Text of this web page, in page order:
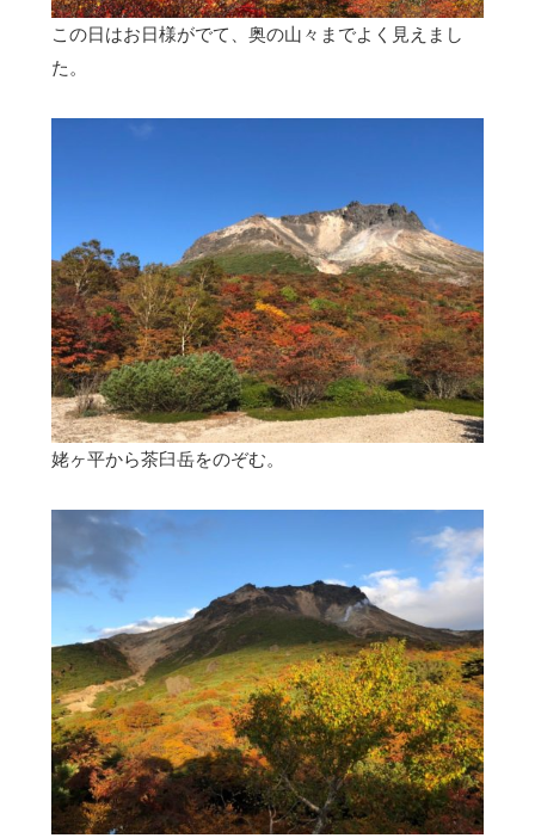
この日はお日様がでて、奥の山々までよく見えまし
た。
姥ヶ平から茶臼岳をのぞむ。